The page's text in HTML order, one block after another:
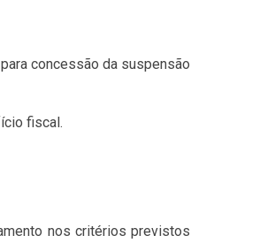
concessão da suspensão
fiscal.
nos critérios previstos